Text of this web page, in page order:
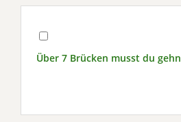
Über 7 Brücken musst du gehn